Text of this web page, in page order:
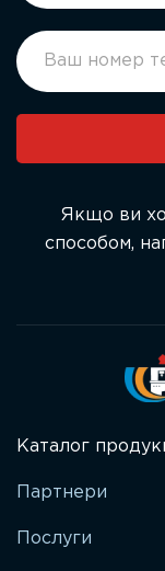
human,
leave
blank.
Якщо ви
способом,
Каталог
Партнери
Послуги